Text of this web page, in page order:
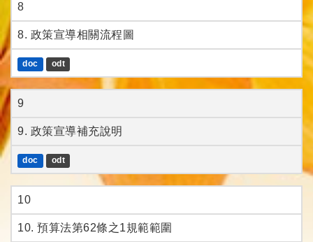
8
8. 政策宣導相關流程圖
doc odt
9
9. 政策宣導補充說明
doc odt
10
10. 預算法第62條之1規範範圍